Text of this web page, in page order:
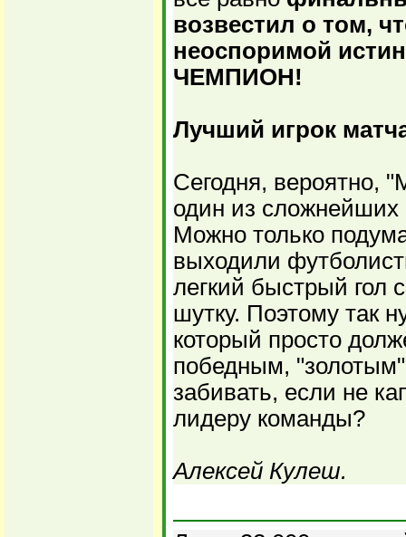
возвестил о том,
неоспоримой
ЧЕМПИОН!
Лучший игрок
Сегодня, вероятно,
один из сложнейших
Можно только
выходили
легкий быстрый гол
шутку. Поэтому так
который просто
победным,
забивать, если не
лидеру команды?
Алексей Кулеш.